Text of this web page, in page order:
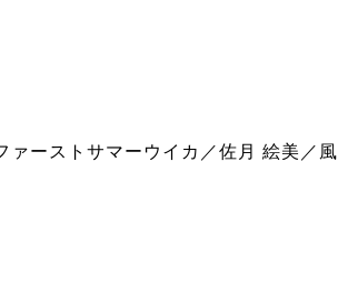
ーストサマーウイカ／佐月 絵美／風